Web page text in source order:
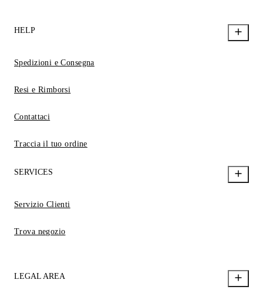
HELP
Spedizioni e Consegna
Resi e Rimborsi
Contattaci
Traccia il tuo ordine
SERVICES
Servizio Clienti
Trova negozio
LEGAL AREA